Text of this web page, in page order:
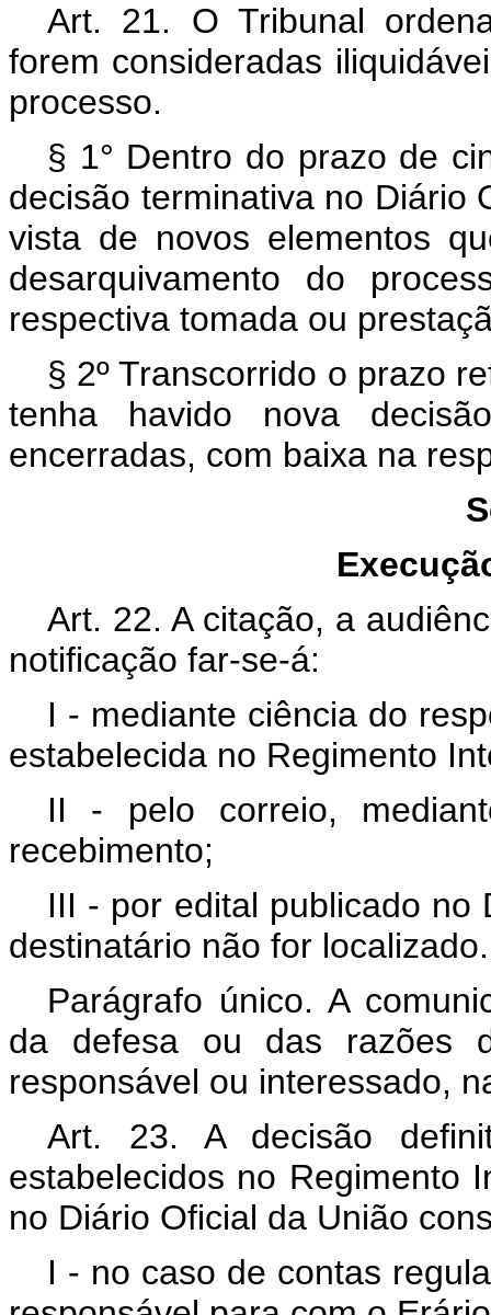
Art. 21. O Tribunal
forem consideradas
processo.
§ 1° Dentro do prazo de
decisão terminativa no Diário
vista de novos elementos
desarquivamento do
respectiva tomada ou
§ 2º Transcorrido o prazo
tenha havido nova
encerradas, com baixa na
Art. 22. A citação, a
notificação far-se-á:
I - mediante ciência do
estabelecida no Regimento
II - pelo correio,
recebimento;
III - por edital publicado no
destinatário não for localizado.
Parágrafo único. A
da defesa ou das razões
responsável ou interessado,
Art. 23. A decisão
estabelecidos no Regimento
no Diário Oficial da União
I - no caso de contas